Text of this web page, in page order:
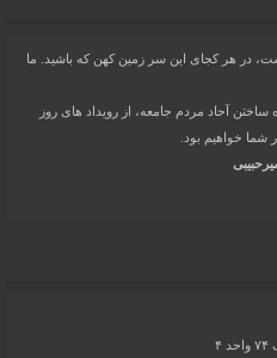
در هر کجای این سر زمین کهن که باشید. ما
آحاد مردم جامعه، از رویداد های روز
شما خواهیم بود.